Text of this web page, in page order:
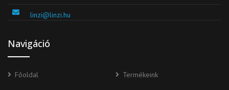
linzi@linzi.hu
Navigáció
Főoldal Termékeink